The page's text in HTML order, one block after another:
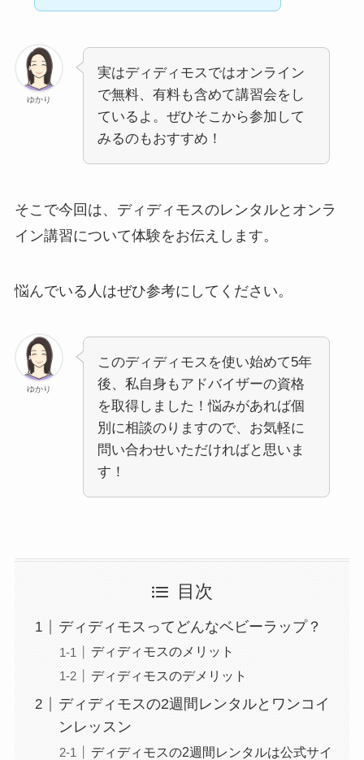
ゆかり
実はディディモスではオンライン
で無料、有料も含めて講習会をし
ているよ。ぜひそこから参加して
みるのもおすすめ！
そこで今回は、ディディモスのレンタルとオンラ
イン講習について体験をお伝えします。
悩んでいる人はぜひ参考にしてください。
ゆかり
このディディモスを使い始めて5年
後、私自身もアドバイザーの資格
を取得しました！悩みがあれば個
別に相談のりますので、お気軽に
問い合わせいただければと思いま
す！
目次
ディディモスってどんなベビーラップ？
ディディモスのメリット
ディディモスのデメリット
ディディモスの2週間レンタルとワンコイ
ンレッスン
ディディモスの2週間レンタルは公式サイ